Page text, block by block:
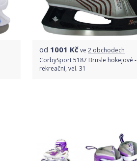
od 1001 Kčve 2 obchodech
CorbySport 5187 Brusle hokejové -
rekreační, vel. 31